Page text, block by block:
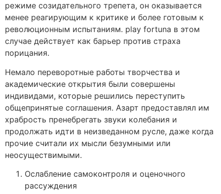
режиме созидательного трепета, он оказывается
менее реагирующим к критике и более готовым к
революционным испытаниям. play fortuna в этом
случае действует как барьер против страха
порицания.
Немало переворотные работы творчества и
академические открытия были совершены
индивидами, которые решились переступить
общепринятые соглашения. Азарт предоставлял им
храбрость пренебрегать звуки колебания и
продолжать идти в неизведанном русле, даже когда
прочие считали их мысли безумными или
неосуществимыми.
Ослабление самоконтроля и оценочного
рассуждения